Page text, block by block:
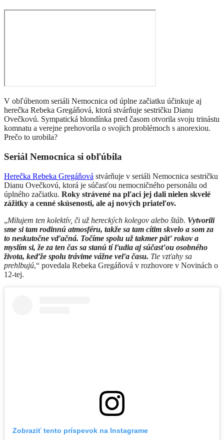
V obľúbenom seriáli Nemocnica od úplne začiatku účinkuje aj
herečka Rebeka Gregáňová, ktorá stvárňuje sestričku Dianu
Ovečkovú. Sympatická blondínka pred časom otvorila svoju trinástu
komnatu a verejne prehovorila o svojich problémoch s anorexiou.
Prečo to urobila?
Seriál Nemocnica si obľúbila
Herečka Rebeka Gregáňová stvárňuje v seriáli Nemocnica sestričku
Dianu Ovečkovú, ktorá je súčasťou nemocničného personálu od
úplného začiatku. Roky strávené na pľaci jej dali nielen skvelé
zážitky a cenné skúsenosti, ale aj nových priateľov.
„Milujem ten kolektív, či už hereckých kolegov alebo štáb. Vytvorili
sme si tam rodinnú atmosféru, takže sa tam cítim skvelo a som za
to neskutočne vďačná. Točíme spolu už takmer päť rokov a
myslím si, že za ten čas sa stanú tí ľudia aj súčasťou osobného
života, keďže spolu trávime vážne veľa času. Tie vzťahy sa
prehlbujú,“ povedala Rebeka Gregáňová v rozhovore v Novinách o
12-tej.
Zobraziť tento príspevok na Instagrame